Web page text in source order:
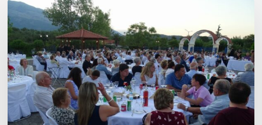
Πρόσκληση
προς
τους
Ομογενείς
μας